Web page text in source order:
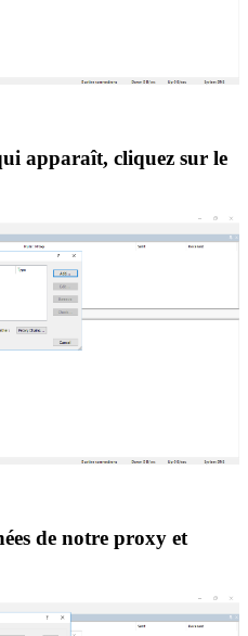
apparaît, cliquez sur le
de notre proxy et